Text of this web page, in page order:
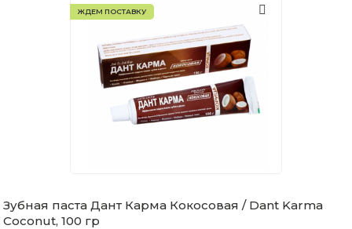
ЖДЕМ ПОСТАВКУ
Зубная паста Дант Карма Кокосовая / Dant Karma
Coconut, 100 гр